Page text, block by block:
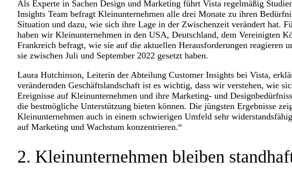
Als Experte in Sachen Design und Marketing führt Vista regelmäßig
Insights Team befragt Kleinunternehmen alle drei Monate zu ihren
Situation und dazu, wie sich ihre Lage in der Zwischenzeit verändert hat.
haben wir Kleinunternehmen in den USA, Deutschland, dem Vereinigten
Frankreich befragt, wie sie auf die aktuellen Herausforderungen reagieren
sie zwischen Juli und September 2022 gesetzt haben.
Laura Hutchinson, Leiterin der Abteilung Customer Insights bei Vista,
verändernden Geschäftslandschaft ist es wichtig, dass wir verstehen, wie
Ereignisse auf Kleinunternehmen und ihre Marketing- und
die bestmögliche Unterstützung bieten können. Die jüngsten Ergebnisse
Kleinunternehmen auch in einem schwierigen Umfeld sehr
auf Marketing und Wachstum konzentrieren.“
2. Kleinunternehmen bleiben